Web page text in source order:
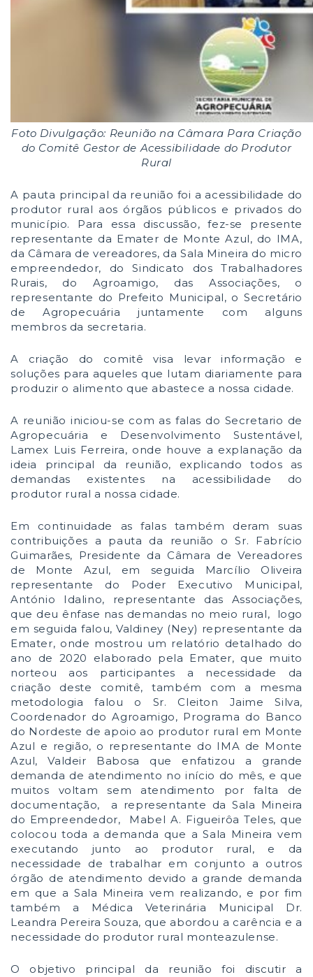
Foto Divulgação: Reunião na Câmara Para Criação
do Comitê Gestor de Acessibilidade do Produtor
Rural
A pauta principal da reunião foi a acessibilidade do
produtor rural aos órgãos públicos e privados do
município. Para essa discussão, fez-se presente
representante da Emater de Monte Azul, do IMA,
da Câmara de vereadores, da Sala Mineira do micro
empreendedor, do Sindicato dos Trabalhadores
Rurais, do Agroamigo, das Associações, o
representante do Prefeito Municipal, o Secretário
de Agropecuária juntamente com alguns
membros da secretaria.
A criação do comitê visa levar informação e
soluções para aqueles que lutam diariamente para
produzir o alimento que abastece a nossa cidade.
A reunião iniciou-se com as falas do Secretario de
Agropecuária e Desenvolvimento Sustentável,
Lamex Luis Ferreira, onde houve a explanação da
ideia principal da reunião, explicando todos as
demandas existentes na acessibilidade do
produtor rural a nossa cidade.
Em continuidade as falas também deram suas
contribuições a pauta da reunião o Sr. Fabrício
Guimarães, Presidente da Câmara de Vereadores
de Monte Azul, em seguida Marcílio Oliveira
representante do Poder Executivo Municipal,
António Idalino, representante das Associações,
que deu ênfase nas demandas no meio rural, logo
em seguida falou, Valdiney (Ney) representante da
Emater, onde mostrou um relatório detalhado do
ano de 2020 elaborado pela Emater, que muito
norteou aos participantes a necessidade da
criação deste comitê, também com a mesma
metodologia falou o Sr. Cleiton Jaime Silva,
Coordenador do Agroamigo, Programa do Banco
do Nordeste de apoio ao produtor rural em Monte
Azul e região, o representante do IMA de Monte
Azul, Valdeir Babosa que enfatizou a grande
demanda de atendimento no início do mês, e que
muitos voltam sem atendimento por falta de
documentação, a representante da Sala Mineira
do Empreendedor, Mabel A. Figueirôa Teles, que
colocou toda a demanda que a Sala Mineira vem
executando junto ao produtor rural, e da
necessidade de trabalhar em conjunto a outros
órgão de atendimento devido a grande demanda
em que a Sala Mineira vem realizando, e por fim
também a Médica Veterinária Municipal Dr.
Leandra Pereira Souza, que abordou a carência e a
necessidade do produtor rural monteazulense.
O objetivo principal da reunião foi discutir a